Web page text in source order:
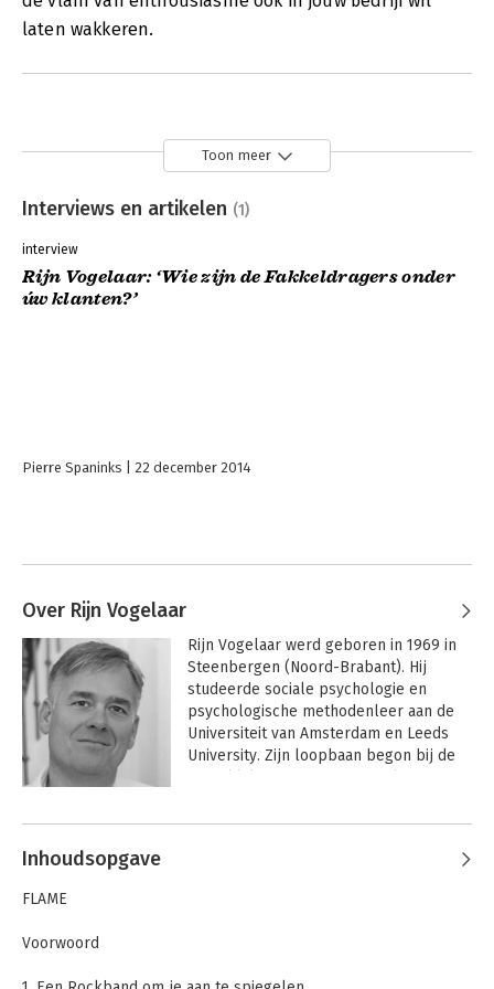
laten wakkeren.
Toon meer
Interviews en artikelen (1)
interview
Rijn Vogelaar: ‘Wie zijn de Fakkeldragers onder
úw klanten?’
Pierre Spaninks 22 december 2014
Over Rijn Vogelaar
Rijn Vogelaar werd geboren in 1969 in
Steenbergen (Noord-Brabant). Hij
studeerde sociale psychologie en
psychologische methodenleer aan de
Universiteit van Amsterdam en Leeds
University. Zijn loopbaan begon bij de
Vervolgens werkte hij als psycholoog
als CEO. Dankzij het succes van zijn
Andere boeken door Rijn Vogelaar
Inhoudsopgave
FLAME
Voorwoord